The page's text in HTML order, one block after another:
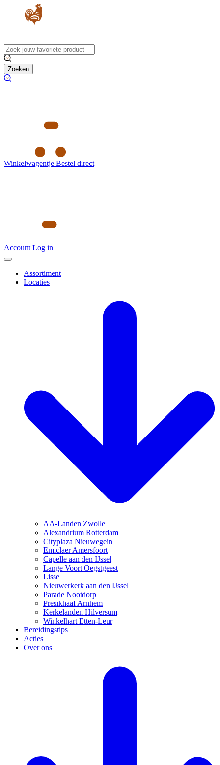
Zoeken
Winkelwagentje Bestel direct
Account Log in
Assortiment
Locaties
AA-Landen Zwolle
Alexandrium Rotterdam
Cityplaza Nieuwegein
Emiclaer Amersfoort
Capelle aan den IJssel
Lange Voort Oegstgeest
Lisse
Nieuwerkerk aan den IJssel
Parade Nootdorp
Presikhaaf Arnhem
Kerkelanden Hilversum
Winkelhart Etten-Leur
Bereidingstips
Acties
Over ons